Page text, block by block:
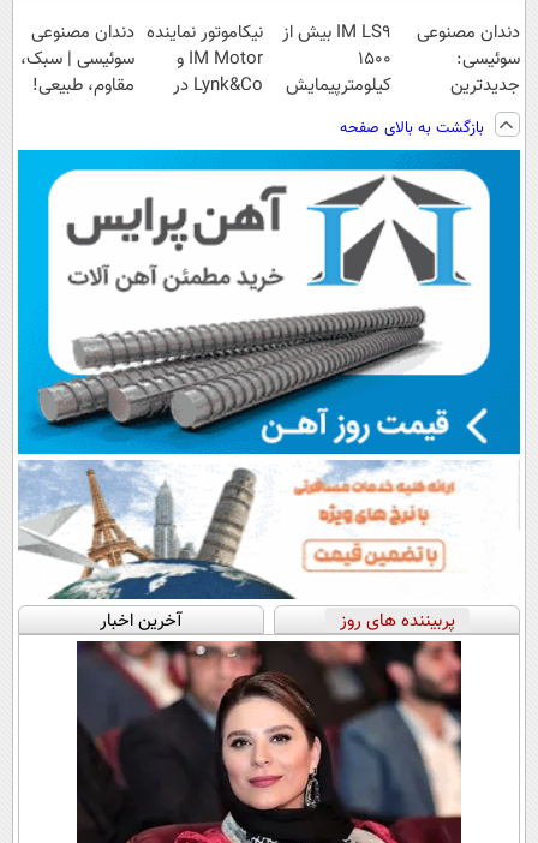
دندان مصنوعی
سوئیسی:
جدیدترین
فناوری اروپا،
سبک و مقاوم |
پرداخت قسطی
IM LS9 بیش از
1500
کیلومترپیمایش
نیکاموتور نماینده
IM Motor و
Lynk&Co در
دندان مصنوعی
سوئیسی | سبک،
مقاوم، طبیعی!
اقساطی😍
بازگشت به بالای صفحه
پربیننده های روز آخرین اخبار